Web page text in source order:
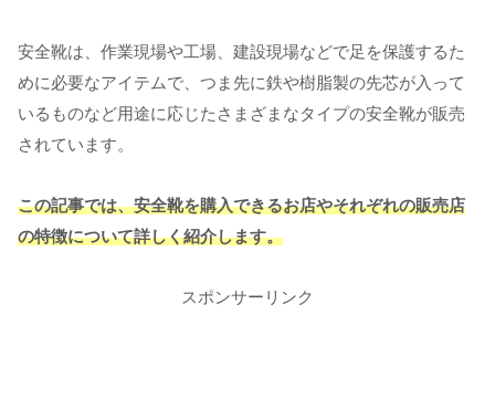
安全靴は、作業現場や工場、建設現場などで足を保護するた
めに必要なアイテムで、つま先に鉄や樹脂製の先芯が入って
いるものなど用途に応じたさまざまなタイプの安全靴が販売
されています。
この記事では、安全靴を購入できるお店やそれぞれの販売店
の特徴について詳しく紹介します。
スポンサーリンク